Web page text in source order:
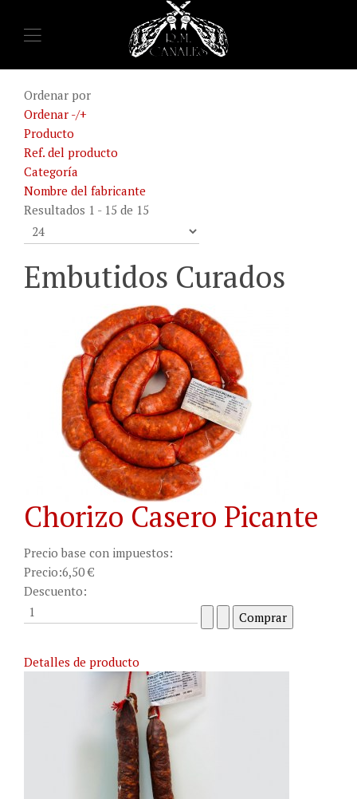
Ordenar por
Ordenar -/+
Producto
Ref. del producto
Categoría
Nombre del fabricante
Resultados 1 - 15 de 15
Embutidos Curados
Chorizo Casero Picante
Precio base con impuestos:
Precio:6,50 €
Descuento:
Detalles de producto